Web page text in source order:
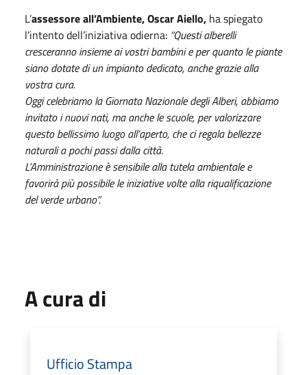
L’assessore all’Ambiente, Oscar Aiello, ha spiegato
l’intento dell’iniziativa odierna: “Questi alberelli
cresceranno insieme ai vostri bambini e per quanto le piante
siano dotate di un impianto dedicato, anche grazie alla
vostra cura.
Oggi celebriamo la Giornata Nazionale degli Alberi, abbiamo
invitato i nuovi nati, ma anche le scuole, per valorizzare
questo bellissimo luogo all’aperto, che ci regala bellezze
naturali a pochi passi dalla città.
L’Amministrazione è sensibile alla tutela ambientale e
favorirà più possibile le iniziative volte alla riqualificazione
del verde urbano”.
A cura di
Ufficio Stampa